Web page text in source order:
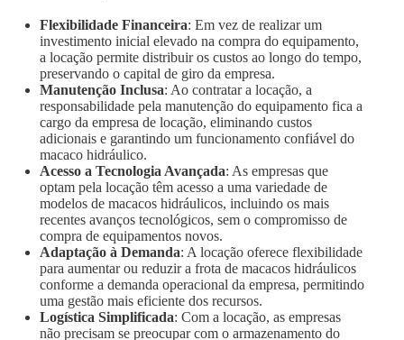
Flexibilidade Financeira: Em vez de realizar um
investimento inicial elevado na compra do equipamento,
a locação permite distribuir os custos ao longo do tempo,
preservando o capital de giro da empresa.
Manutenção Inclusa: Ao contratar a locação, a
responsabilidade pela manutenção do equipamento fica a
cargo da empresa de locação, eliminando custos
adicionais e garantindo um funcionamento confiável do
macaco hidráulico.
Acesso a Tecnologia Avançada: As empresas que
optam pela locação têm acesso a uma variedade de
modelos de macacos hidráulicos, incluindo os mais
recentes avanços tecnológicos, sem o compromisso de
compra de equipamentos novos.
Adaptação à Demanda: A locação oferece flexibilidade
para aumentar ou reduzir a frota de macacos hidráulicos
conforme a demanda operacional da empresa, permitindo
uma gestão mais eficiente dos recursos.
Logística Simplificada: Com a locação, as empresas
não precisam se preocupar com o armazenamento do